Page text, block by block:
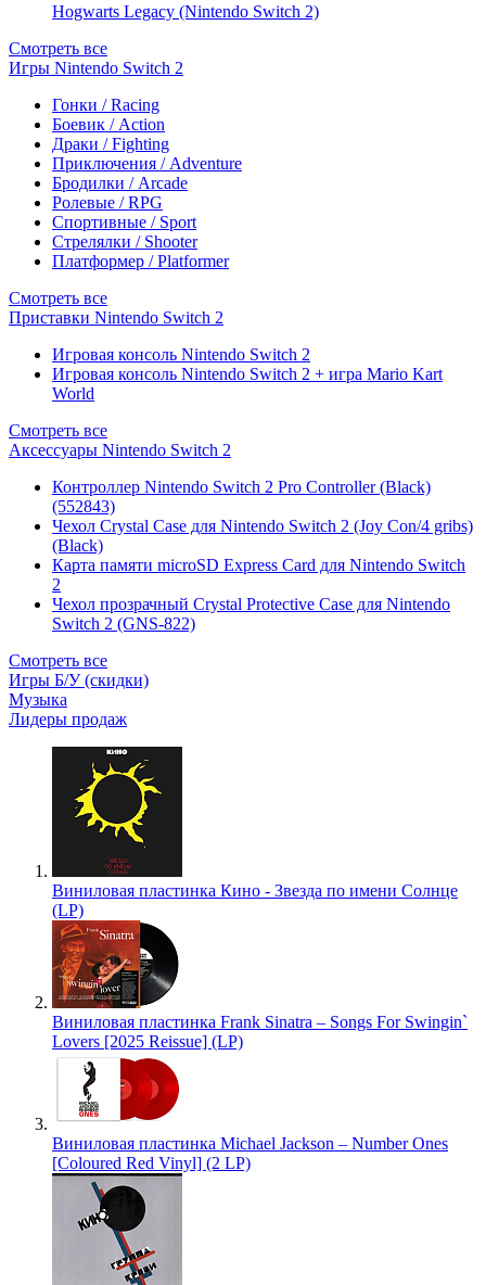
Hogwarts Legacy (Nintendo Switch 2)
Смотреть все
Игры Nintendo Switch 2
Гонки / Racing
Боевик / Action
Драки / Fighting
Приключения / Adventure
Бродилки / Arcade
Ролевые / RPG
Спортивные / Sport
Стрелялки / Shooter
Платформер / Platformer
Смотреть все
Приставки Nintendo Switch 2
Игровая консоль Nintendo Switch 2
Игровая консоль Nintendo Switch 2 + игра Mario Kart
World
Смотреть все
Аксессуары Nintendo Switch 2
Контроллер Nintendo Switch 2 Pro Controller (Black)
(552843)
Чехол Сrystal Сase для Nintendo Switch 2 (Joy Con/4 gribs)
(Black)
Карта памяти microSD Express Card для Nintendo Switch
2
Чехол прозрачный Crystal Protective Case для Nintendo
Switch 2 (GNS-822)
Смотреть все
Игры Б/У (скидки)
Музыка
Лидеры продаж
Виниловая пластинка Кино - Звезда по имени Солнце
(LP)
Виниловая пластинка Frank Sinatra – Songs For Swingin`
Lovers [2025 Reissue] (LP)
Виниловая пластинка Michael Jackson – Number Ones
[Coloured Red Vinyl] (2 LP)